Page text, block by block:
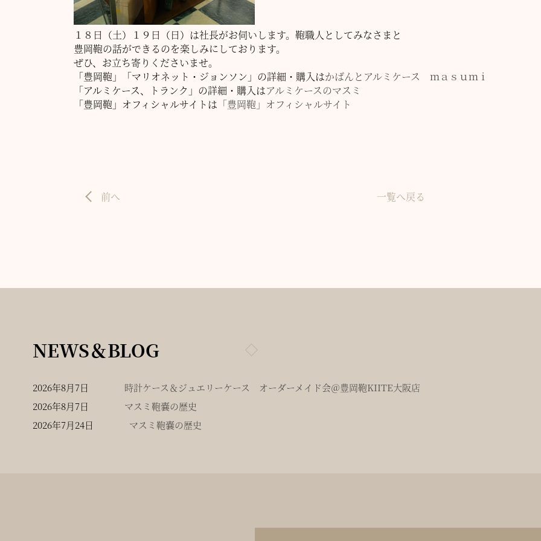
１８日（土）１９日（日）は社長がお伺いします。鞄職人としてみなさまと
豊岡鞄の話ができるのを楽しみにしております。
ぜひ、お立ち寄りくださいませ。
「豊岡鞄」「マリオネット・ジョンソン」の詳細・購入はかばんとアルミケース ｍａｓｕｍｉ
「アルミケース、トランク」の詳細・購入はアルミケースのマスミ
「豊岡鞄」オフィシャルサイトは 「豊岡鞄」オフィシャルサイト
前へ 一覧へ戻る
NEWS＆BLOG
2026年8月7日
時計ケース＆ジュエリーケース オーダーメイド会＠豊岡鞄KIITE大阪店
2026年8月7日
マスミ鞄嚢の歴史
2026年7月24日
マスミ鞄嚢の歴史